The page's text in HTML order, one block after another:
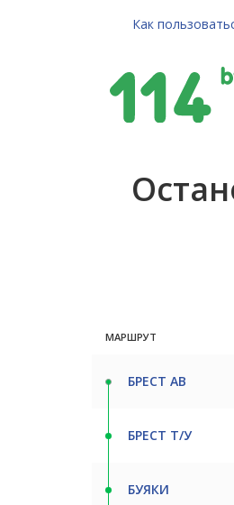
Как
МАРШРУТ
БРЕСТ АВ
БРЕСТ Т/У
БУЯКИ